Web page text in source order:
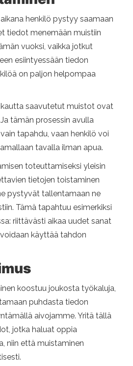
henkilö pystyy saamaan
tiedot menemään muistiin
vuoksi, vaikka jotkut
esiintyessään tiedon
on paljon helpompaa
saavutetut muistot ovat
tämän prosessin avulla
tapahdu, vaan henkilö voi
tavalla ilman apua.
toteuttamiseksi yleisin
tietojen toistaminen
pystyvät tallentamaan ne
Tämä tapahtuu esimerkiksi
riittävästi aikaa uudet sanat
käyttää tahdon
koostuu joukosta työkaluja,
puhdasta tiedon
aivojamme. Yritä tällä
jotka haluat oppia
niin että muistaminen